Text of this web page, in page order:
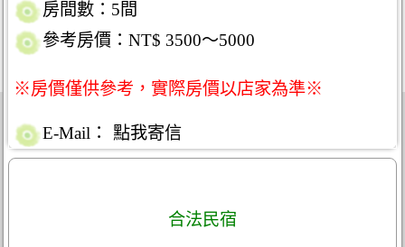
房間數：5間
參考房價：NT$ 3500～5000
※房價僅供參考，實際房價以店家為準※
E-Mail： 點我寄信
合法民宿